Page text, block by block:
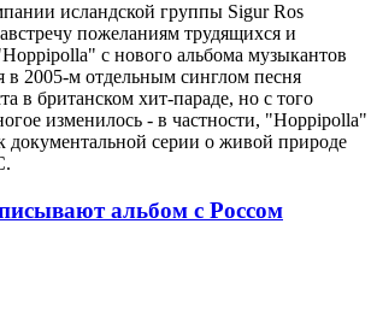
исландской группы Sigur Ros
пожеланиям трудящихся и
с нового альбома музыкантов
в 2005-м отдельным синглом песня
в британском хит-параде, но с того
изменилось - в частности, "Hoppipolla"
документальной серии о живой природе
альбом с Россом